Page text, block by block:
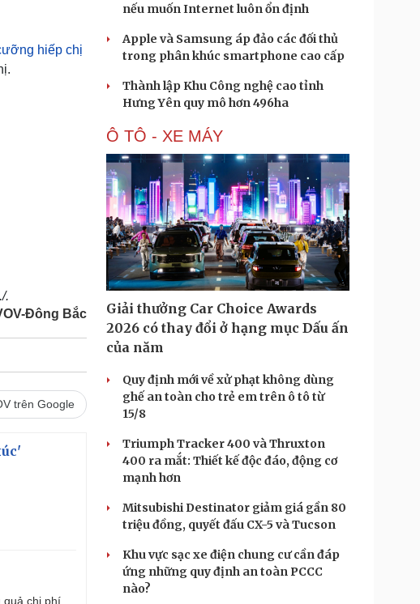
hiếp chị
.
Đông Bắc
trên Google
chi phí.
nếu muốn Internet luôn ổn định
Apple và Samsung áp đảo các đối thủ
trong phân khúc smartphone cao cấp
Thành lập Khu Công nghệ cao tỉnh
Hưng Yên quy mô hơn 496ha
Ô TÔ - XE MÁY
Giải thưởng Car Choice Awards
2026 có thay đổi ở hạng mục Dấu ấn
của năm
Quy định mới về xử phạt không dùng
ghế an toàn cho trẻ em trên ô tô từ
15/8
Triumph Tracker 400 và Thruxton
400 ra mắt: Thiết kế độc đáo, động cơ
mạnh hơn
Mitsubishi Destinator giảm giá gần 80
triệu đồng, quyết đấu CX-5 và Tucson
Khu vực sạc xe điện chung cư cần đáp
ứng những quy định an toàn PCCC
nào?